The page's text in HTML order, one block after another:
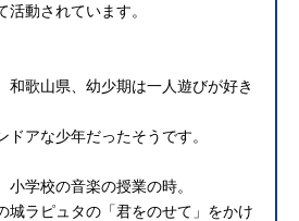
動されています。
和歌山県、幼少期は一人遊びが好き
ドアな少年だったそうです。
学校の音楽の授業の時。
城ラピュタの「君をのせて」をかけ